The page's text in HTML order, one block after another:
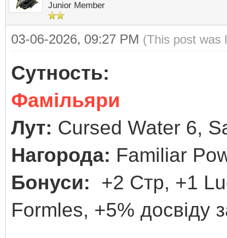
Junior Member
03-06-2026, 09:27 PM (This post was
Сутность:
Фамільяри
Лут: Cursed Water 6,
Нагорода: Familiar
Бонуси: +2 Стр, +1
Formles, +5% досвіду